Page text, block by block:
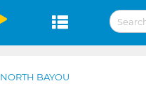
NORTH BAYOU